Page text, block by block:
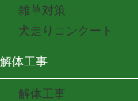
雑草対策
犬走りコンクート
解体工事
解体工事